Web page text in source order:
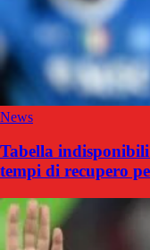
News
Tabella
tempi di recupero